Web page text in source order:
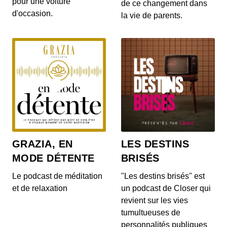
Le Range Rover et le Range Rover Sport s’offrent
quelques nouveautés ! On en parle dans...
S12E140: L'actu auto du 17 juillet 2020
00:04:05 - IL Y A 6 ANS
Au menu de ce vendredi 17 juillet : la découverte
du Cupra Formentor, la présentation de...
S12E139: L'actu auto du 16 juillet 2020
00:03:46 - IL Y A 6 ANS
Au menu du JT du jour : la Mercedes-AMG GT
Black Series, la Porsche 911 Turbo et le Ford...
d'occasion.
de ce changement dans
la vie de parents.
GRAZIA, EN
MODE DÉTENTE
Le podcast de méditation
et de relaxation
LES DESTINS
BRISÉS
"Les destins brisés" est
un podcast de Closer qui
revient sur les vies
tumultueuses de
personnalités publiques